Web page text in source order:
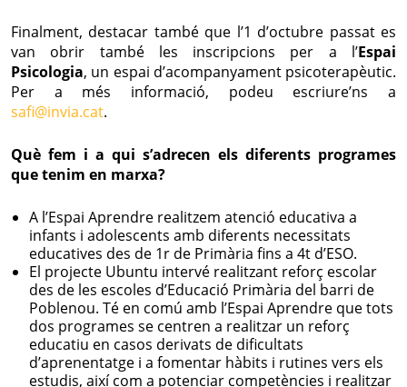
Finalment, destacar també que l’1 d’octubre passat es
van obrir també les inscripcions per a l’Espai
Psicologia, un espai d’acompanyament psicoterapèutic.
Per a més informació, podeu escriure’ns a
safi@invia.cat.
Què fem i a qui s’adrecen els diferents programes
que tenim en marxa?
A l’Espai Aprendre realitzem atenció educativa a
infants i adolescents amb diferents necessitats
educatives des de 1r de Primària fins a 4t d’ESO.
El projecte Ubuntu intervé realitzant reforç escolar
des de les escoles d’Educació Primària del barri de
Poblenou. Té en comú amb l’Espai Aprendre que tots
dos programes se centren a realitzar un reforç
educatiu en casos derivats de dificultats
d’aprenentatge i a fomentar hàbits i rutines vers els
estudis, així com a potenciar competències i realitzar